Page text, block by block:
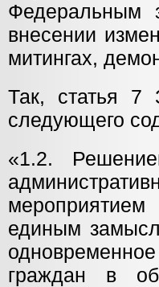
внесении
митингах,
Так, статья
следующего
«1.2.
единым
граждан в